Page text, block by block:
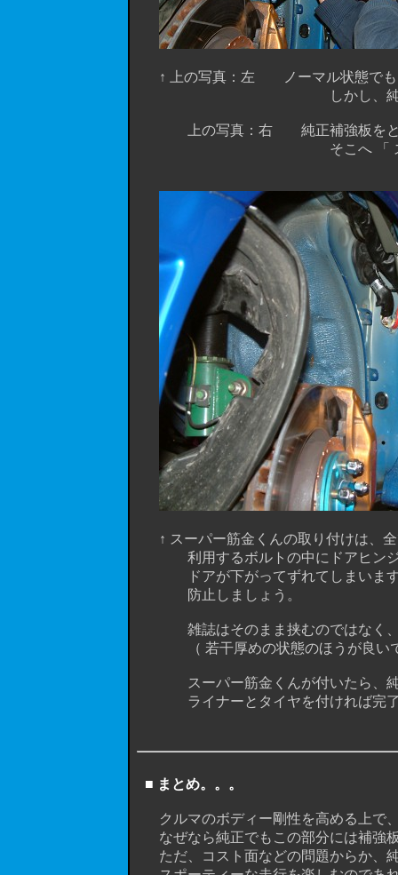
↑ 上の写真：左 ノーマル状態でも 「
しかし、純正は薄い板で出
上の写真：右 純正補強板をとめて
そこへ 「 スーパー筋金くん
↑ スーパー筋金くんの取り付けは、全
利用するボルトの中にドアヒンジを
ドアが下がってずれてしまいますの
防止しましょう。
雑誌はそのまま挟むのではなく、ド
（ 若干厚めの状態のほうが良いで
スーパー筋金くんが付いたら、純正
ライナーとタイヤを付ければ完了
■ まとめ。。。
クルマのボディー剛性を高める上で、
なぜなら純正でもこの部分には補強
ただ、コスト面などの問題からか、純